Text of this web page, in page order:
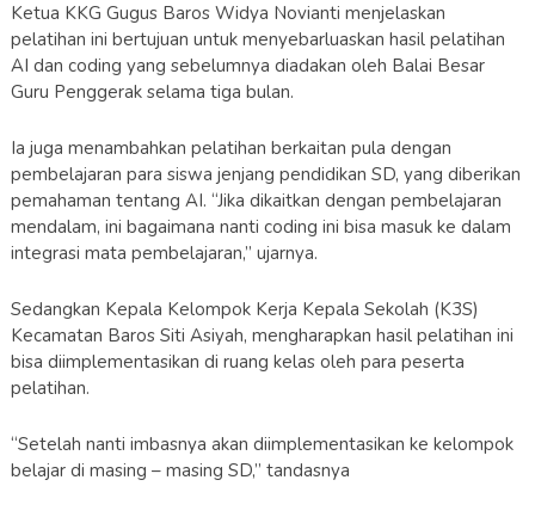
Ketua KKG Gugus Baros Widya Novianti menjelaskan
pelatihan ini bertujuan untuk menyebarluaskan hasil pelatihan
AI dan coding yang sebelumnya diadakan oleh Balai Besar
Guru Penggerak selama tiga bulan.
Ia juga menambahkan pelatihan berkaitan pula dengan
pembelajaran para siswa jenjang pendidikan SD, yang diberikan
pemahaman tentang AI. “Jika dikaitkan dengan pembelajaran
mendalam, ini bagaimana nanti coding ini bisa masuk ke dalam
integrasi mata pembelajaran,” ujarnya.
Sedangkan Kepala Kelompok Kerja Kepala Sekolah (K3S)
Kecamatan Baros Siti Asiyah, mengharapkan hasil pelatihan ini
bisa diimplementasikan di ruang kelas oleh para peserta
pelatihan.
“Setelah nanti imbasnya akan diimplementasikan ke kelompok
belajar di masing – masing SD,” tandasnya